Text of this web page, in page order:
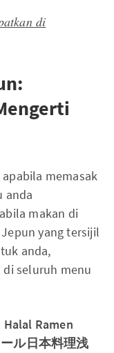
di
memasak
anda
makan di
yang tersijil
anda,
seluruh menu
Halal Ramen
ル日本料理浅